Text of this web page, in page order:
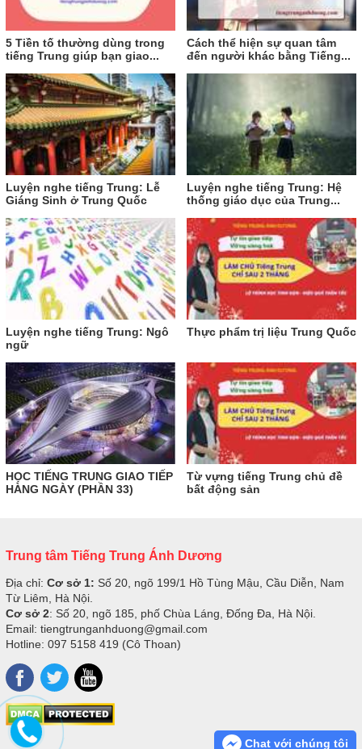
5 Tiền tố thường dùng trong
tiếng Trung giúp bạn giao...
Cách thể hiện sự quan tâm
đến người khác bằng Tiếng...
Luyện nghe tiếng Trung: Lễ
Giáng Sinh ở Trung Quốc
Luyện nghe tiếng Trung: Hệ
thống giáo dục của Trung...
Luyện nghe tiếng Trung: Ngô
ngữ
Thực phẩm trị liệu Trung Quốc
HỌC TIẾNG TRUNG GIAO TIẾP
HÀNG NGÀY (PHẦN 33)
Từ vựng tiếng Trung chủ đề
bất động sản
Trung tâm Tiếng Trung Ánh Dương
Địa chỉ: Cơ sở 1: Số 20, ngõ 199/1 Hồ Tùng Mậu, Cầu Diễn, Nam
Từ Liêm, Hà Nội.
Cơ sở 2: Số 20, ngõ 185, phố Chùa Láng, Đống Đa, Hà Nội.
Email: tiengtrunganhduong@gmail.com
Hotline: 097 5158 419 (Cô Thoan)
Chat với chúng tôi